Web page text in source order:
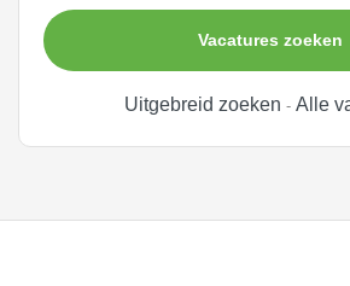
Vacatures zoeken
Uitgebreid zoeken - Alle